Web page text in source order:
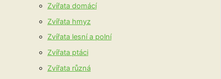
Zvířata domácí
Zvířata hmyz
Zvířata lesní a polní
Zvířata ptáci
Zvířata různá